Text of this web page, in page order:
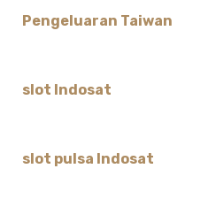
Pengeluaran Taiwan
slot Indosat
slot pulsa Indosat